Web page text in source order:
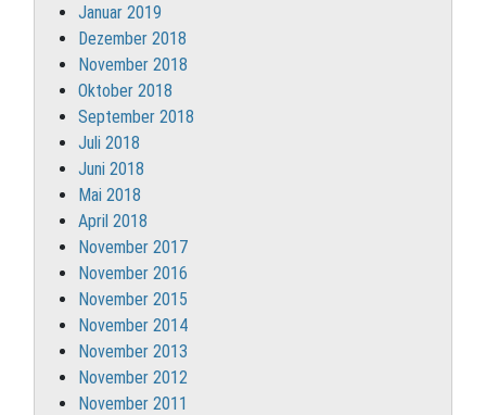
Januar 2019
Dezember 2018
November 2018
Oktober 2018
September 2018
Juli 2018
Juni 2018
Mai 2018
April 2018
November 2017
November 2016
November 2015
November 2014
November 2013
November 2012
November 2011